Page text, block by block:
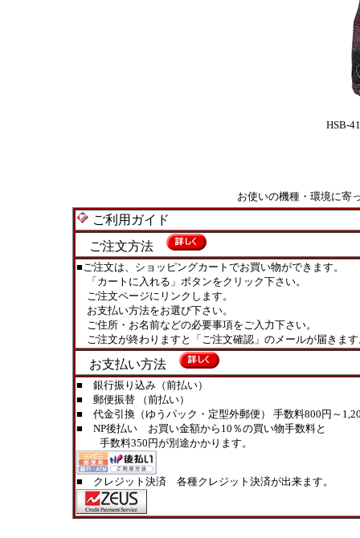
HSB-
お使いの機種・環境に寄
ご利用ガイド
ご注文方法
■ご注文は、ショッピングカートでお買い物ができます。
「カートに入れる」ボタンをクリック下さい。
ご注文ページにリンクします。
お支払い方法をお選び下さい。
ご住所・お名前などの必要事項をご入力下さい。
ご注文が終わりますと「ご注文確認」のメールが届きま
お支払い方法
■ 銀行振り込み（前払い）
■ 郵便振替 （前払い）
■ 代金引換（ゆうパック・定型外郵便） 手数料800円～
■ NP後払い お買い金額から10％の買い物手数料と
手数料350円が別途かかります。
■ クレジット決済 各種クレジット決済が出来ます。